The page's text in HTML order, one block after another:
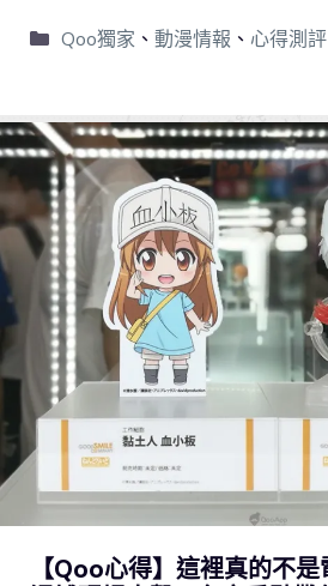
Qoo獨家 、 動漫情報 、 心得測評
【Qoo心得】這裡真的不